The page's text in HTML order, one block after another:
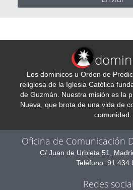
Los dominicos u Orden de
religiosa de la Iglesia Católica
de Guzmán. Nuestra misión es la
Nueva, que brota de una vida de
comunidad.
Oficina de Comunicación
C/ Juan de Urbieta 51,
Teléfono: 91 434
Redes